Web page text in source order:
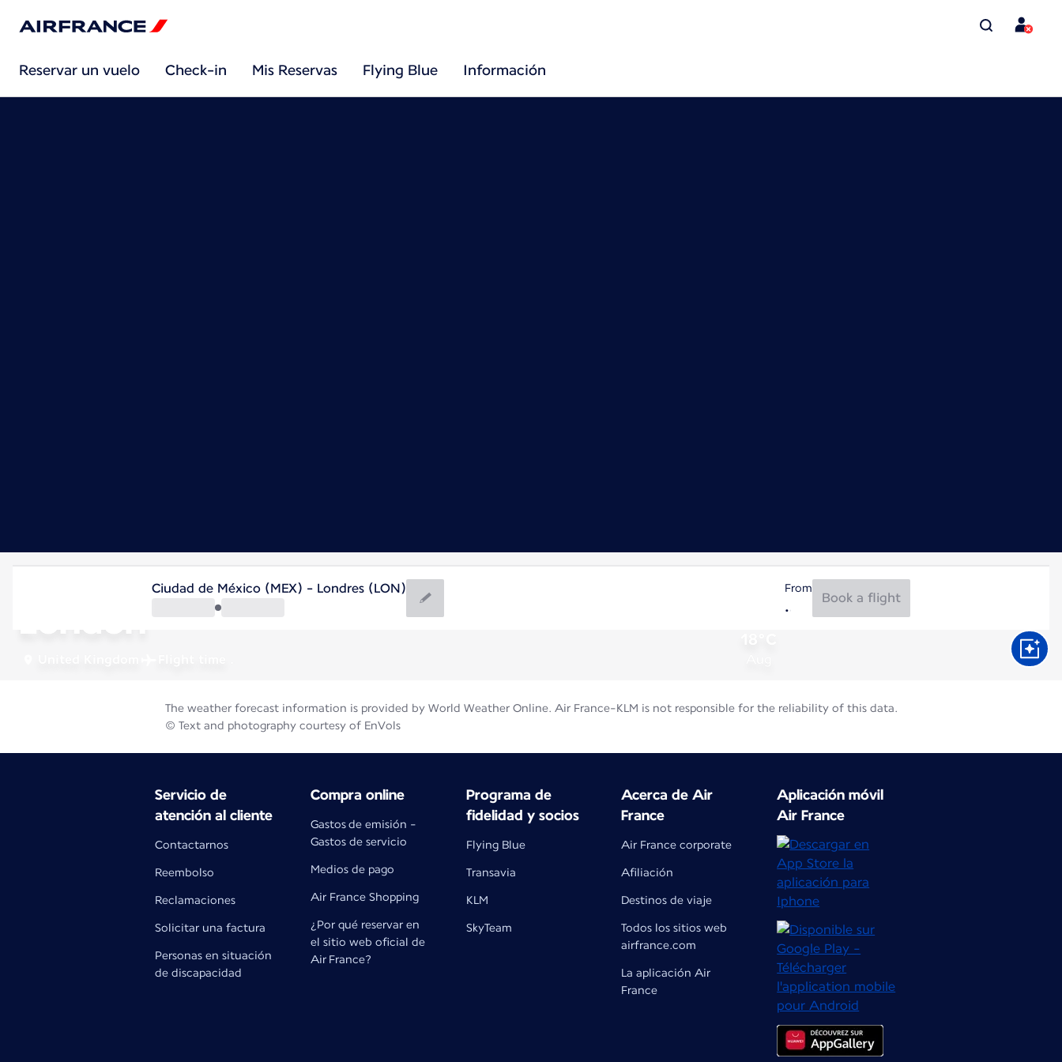
Reservar un vuelo Check-in Mis Reservas Flying Blue Información
London
Ciudad de México (MEX) - Londres (LON) From
Book a flight
The weather forecast information is provided by World Weather Online. Air France-KLM is not responsible for the reliability of this data.
© Text and photography courtesy of EnVols
Servicio de
atención al cliente
Contactarnos
Reembolso
Reclamaciones
Solicitar una factura
Personas en situación
de discapacidad
Compra online
Gastos de emisión -
Gastos de servicio
Medios de pago
Air France Shopping
¿Por qué reservar en
el sitio web oficial de
Air France?
Programa de
fidelidad y socios
Flying Blue
Transavia
KLM
SkyTeam
Acerca de Air
France
Air France corporate
Afiliación
Destinos de viaje
Todos los sitios web
airfrance.com
La aplicación Air
France
Aplicación móvil
Air France